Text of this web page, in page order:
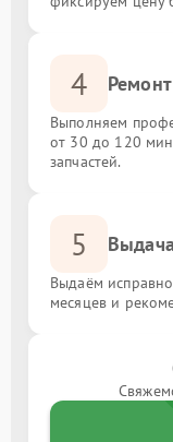
4 Ремонт
Выполняем
от 30 до 120
запчастей.
5 Выдача
Выдаём
месяцев и